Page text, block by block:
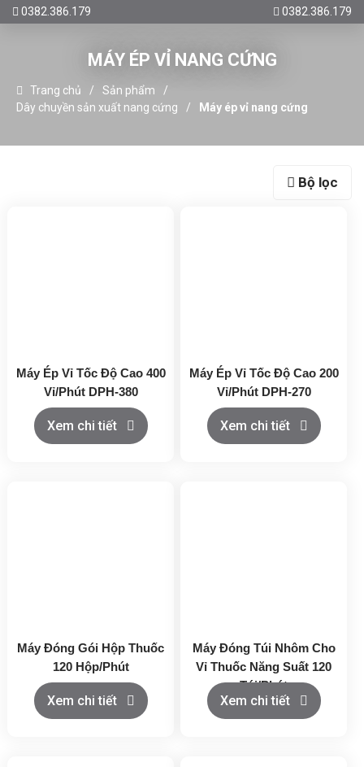
0382.386.179 0382.386.179
MÁY ÉP VỈ NANG CỨNG
Trang chủ
Sản phẩm
Dây chuyền sản xuất nang cứng
Máy ép vỉ nang cứng
Bộ lọc
Máy Ép Vỉ Tốc Độ Cao 400
Vỉ/Phút DPH-380
Xem chi tiết
Máy Ép Vỉ Tốc Độ Cao 200
Vỉ/Phút DPH-270
Xem chi tiết
Máy Đóng Gói Hộp Thuốc
120 Hộp/Phút
Xem chi tiết
Máy Đóng Túi Nhôm Cho
Vỉ Thuốc Năng Suất 120
Túi/Phút
Xem chi tiết